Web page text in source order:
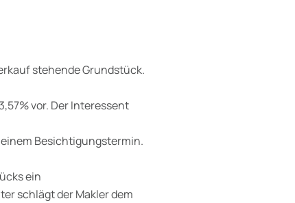
stehende Grundstück.
vor. Der Interessent
einem Besichtigungstermin.
ein
schlägt der Makler dem